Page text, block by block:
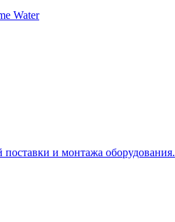
Water
и монтажа оборудования.